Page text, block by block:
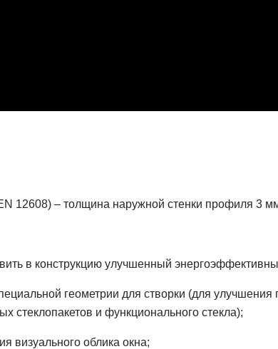
12608) – толщина наружной стенки профиля 3
в конструкцию улучшенный
геометрии для створки (для улучшения
стеклопакетов и функционального стекла);
визуального облика окна;